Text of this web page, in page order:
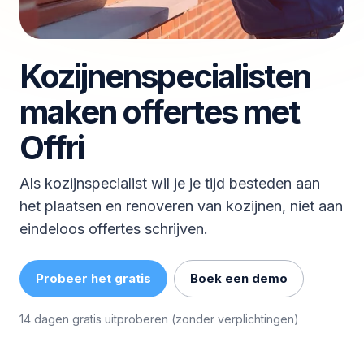
Kozijnenspecialisten
maken offertes met
Offri
Als kozijnspecialist wil je je tijd besteden aan
het plaatsen en renoveren van kozijnen, niet aan
eindeloos offertes schrijven.
Probeer het gratis Boek een demo
14 dagen gratis uitproberen (zonder verplichtingen)